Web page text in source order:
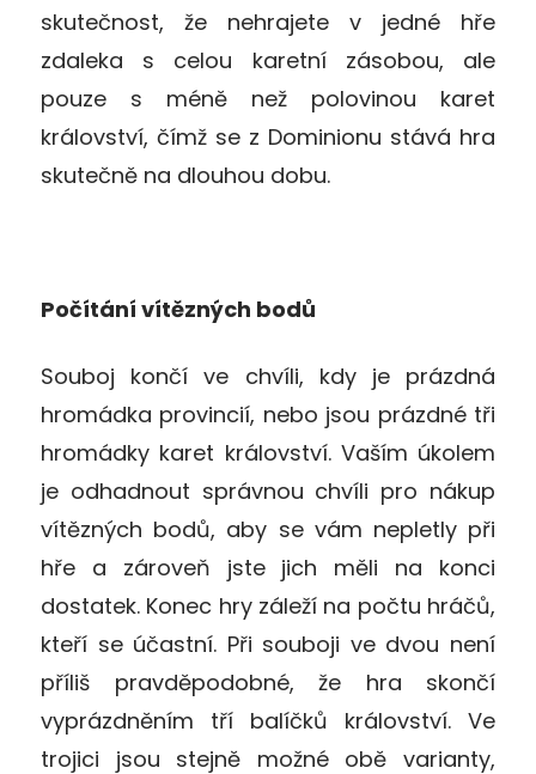
skutečnost, že nehrajete v jedné hře
zdaleka s celou karetní zásobou, ale
pouze s méně než polovinou karet
království, čímž se z Dominionu stává hra
skutečně na dlouhou dobu.
Počítání vítězných bodů
Souboj končí ve chvíli, kdy je prázdná
hromádka provincií, nebo jsou prázdné tři
hromádky karet království. Vaším úkolem
je odhadnout správnou chvíli pro nákup
vítězných bodů, aby se vám nepletly při
hře a zároveň jste jich měli na konci
dostatek. Konec hry záleží na počtu hráčů,
kteří se účastní. Při souboji ve dvou není
příliš pravděpodobné, že hra skončí
vyprázdněním tří balíčků království. Ve
trojici jsou stejně možné obě varianty,